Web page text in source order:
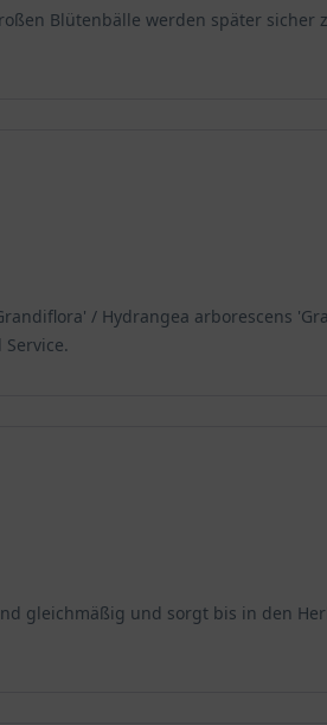
Blütenbälle werden später sicher
/ Hydrangea arborescens
gleichmäßig und sorgt bis in den